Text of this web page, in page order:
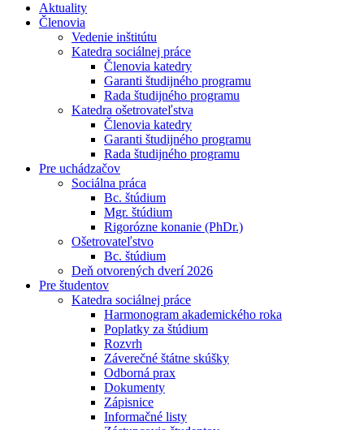
Aktuality
Členovia
Vedenie inštitútu
Katedra sociálnej práce
Členovia katedry
Garanti študijného programu
Rada študijného programu
Katedra ošetrovateľstva
Členovia katedry
Garanti študijného programu
Rada študijného programu
Pre uchádzačov
Sociálna práca
Bc. štúdium
Mgr. štúdium
Rigorózne konanie (PhDr.)
Ošetrovateľstvo
Bc. štúdium
Deň otvorených dverí 2026
Pre študentov
Katedra sociálnej práce
Harmonogram akademického roka
Poplatky za štúdium
Rozvrh
Záverečné štátne skúšky
Odborná prax
Dokumenty
Zápisnice
Informačné listy